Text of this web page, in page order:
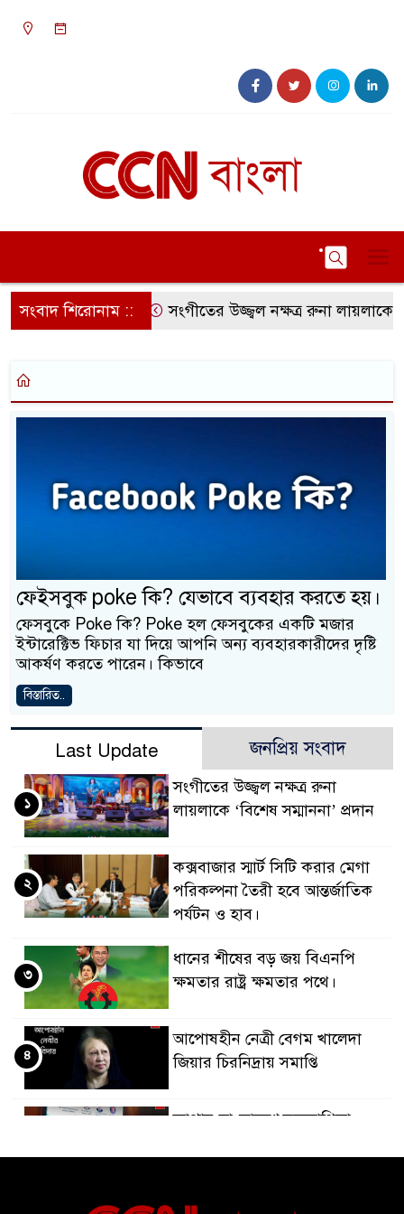
সংবাদ শিরোনাম :: সংগীতের উজ্জ্বল নক্ষত্র রুনা লায়লাকে
ফেইসবুক poke কি? যেভাবে ব্যবহার করতে হয়।
ফেসবুকে Poke কি? Poke হল ফেসবুকের একটি মজার
ইন্টারেক্টিভ ফিচার যা দিয়ে আপনি অন্য ব্যবহারকারীদের দৃষ্টি
আকর্ষণ করতে পারেন। কিভাবে
বিস্তারিত..
Last Update জনপ্রিয় সংবাদ
সংগীতের উজ্জ্বল নক্ষত্র রুনা
লায়লাকে ‘বিশেষ সম্মাননা’ প্রদান
১
কক্সবাজার স্মার্ট সিটি করার মেগা
পরিকল্পনা তৈরী হবে আন্তর্জাতিক
পর্যটন ও হাব।
২
ধানের শীষের বড় জয় বিএনপি
ক্ষমতার রাষ্ট্র ক্ষমতার পথে।
৩
আপোষহীন নেত্রী বেগম খালেদা
জিয়ার চিরনিদ্রায় সমাপ্তি
৪
জাপান-বাংলাদেশ সহযোগিতা